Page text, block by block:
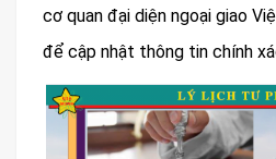
cơ quan đại diện ngoại giao
để cập nhật thông tin chính